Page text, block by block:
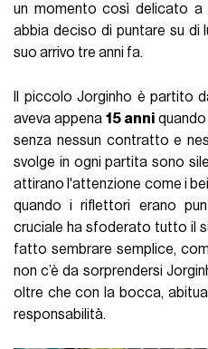
un momento così delicato a
abbia deciso di puntare su di
suo arrivo tre anni fa.
Il piccolo Jorginho è partito
aveva appena 15 anniquando
senza nessun contratto e
svolge in ogni partita sono
attirano l'attenzione come i
quando i riflettori erano
cruciale ha sfoderato tutto il
fatto sembrare semplice,
non c’è da sorprendersi
oltre che con la bocca,
responsabilità.